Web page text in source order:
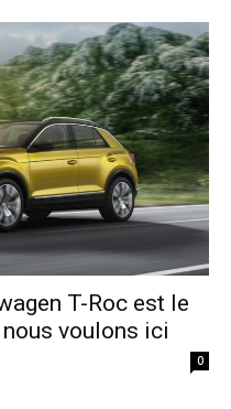
T-Roc est le
voulons ici
0